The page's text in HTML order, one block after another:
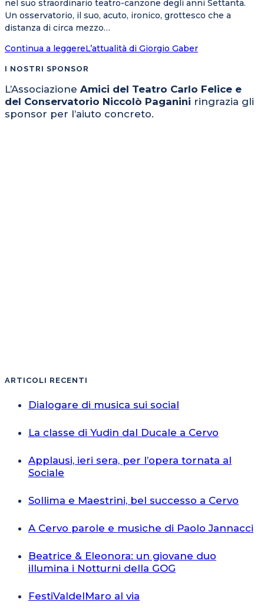
nel suo straordinario teatro-canzone degli anni Settanta.
Un osservatorio, il suo, acuto, ironico, grottesco che a
distanza di circa mezzo…
Continua a leggereL’attualità di Giorgio Gaber
I NOSTRI SPONSOR
L’Associazione Amici del Teatro Carlo Felice e
del Conservatorio Niccolò Paganini ringrazia gli
sponsor per l’aiuto concreto.
ARTICOLI RECENTI
Dialogare di musica sui social
La classe di Yudin dal Ducale a Cervo
Applausi, ieri sera, per l’opera tornata al
Sociale
Sollima e Maestrini, bel successo a Cervo
A Cervo parole e musiche di Paolo Jannacci
Beatrice & Eleonora: un giovane duo
illumina i Notturni della GOG
FestiValdelMaro al via